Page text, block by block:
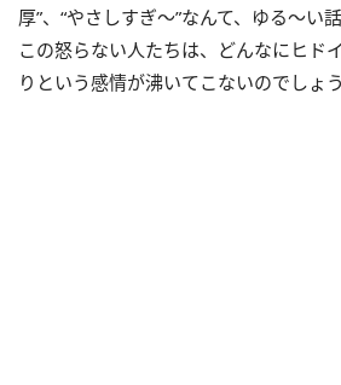
厚”、“やさしすぎ～”なんて、ゆる～い
この怒らない人たちは、どんなにヒド
りという感情が沸いてこないのでしょ